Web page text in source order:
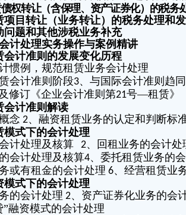
权转让（含保理、资产证券化）的税务
项目转让（业务转让）的税务处理和
问题和其他涉税业务补充
计处理实务操作与案例精讲
会计准则的发展变化历程
惯例，规范租赁业务会计处理
会计准则阶段3、与国际会计准则趋
修订《企业会计准则第21号—租赁》
会计准则解读
念 2、融资租赁业务的认定和判断标
模式下的会计处理
计处理及核算 2、回租业务的会计处
会计处理及核算4、委托租赁业务的
或有租金的会计处理 6、经营租赁业
模式下的会计处理
的会计处理 2、资产证券化业务的会
”融资模式的会计处理